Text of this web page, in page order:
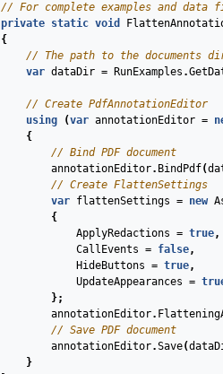
// For complete examples and data
private
static void
{
// The path to the documents
var dataDir = RunExamples .
// Create PdfAnnotationEditor
using
(var annotationEditor =
{
// Bind PDF document
annotationEditor. BindPdf(
// Create FlattenSettings
var
flattenSettings = new
{
ApplyRedactions = true,
CallEvents = false,
HideButtons = true,
UpdateAppearances =
};
annotationEditor.
// Save PDF document
annotationEditor.Save(
}